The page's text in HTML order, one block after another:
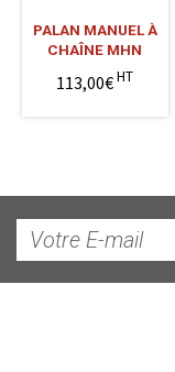
PALAN MANUEL À
CHAÎNE MHN
113,00€HT